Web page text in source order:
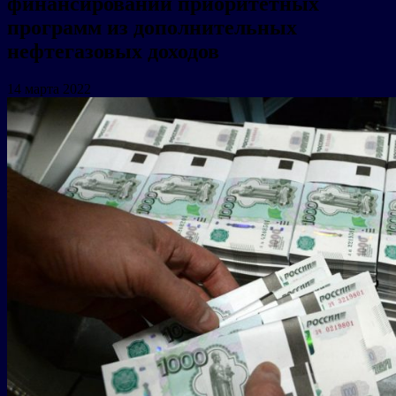
программ из дополнительных
нефтегазовых доходов
14 марта 2022